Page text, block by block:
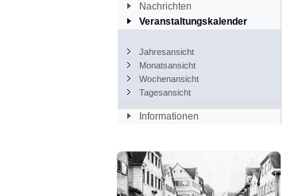
Nachrichten
Veranstaltungskalender
Jahresansicht
Monatsansicht
Wochenansicht
Tagesansicht
Informationen